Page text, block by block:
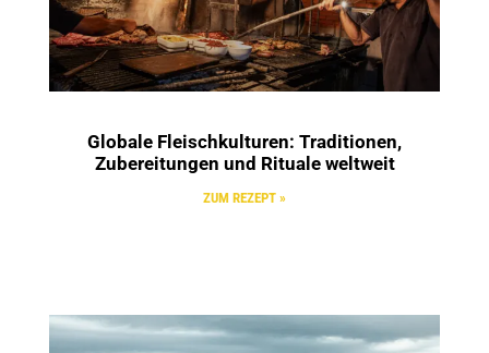
Globale Fleischkulturen: Traditionen,
Zubereitungen und Rituale weltweit
ZUM REZEPT »